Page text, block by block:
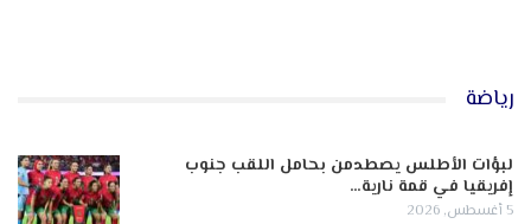
رياضة
لبؤات الأطلس يصطدمن بحامل اللقب جنوب
إفريقيا في قمة نارية…
5 أغسطس, 2026